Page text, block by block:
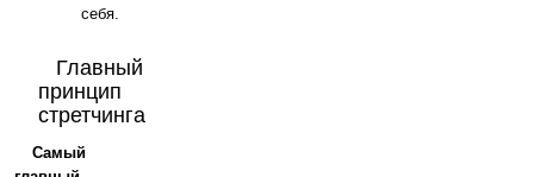
себя.
Главный
принцип
стретчинга
Самый